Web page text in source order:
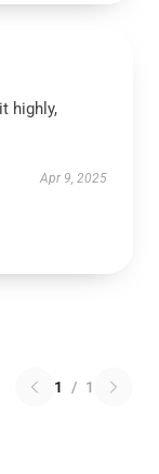
highly,
Apr 9, 2025
1 / 1